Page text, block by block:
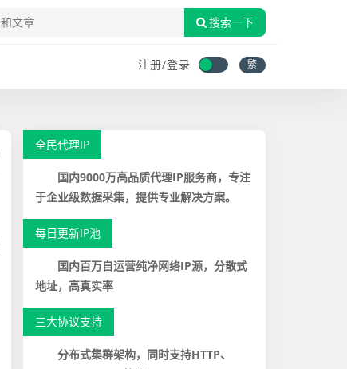
搜索一下
注册/登录 繁
全民代理IP
国内9000万高品质代理IP服务商，专注
于企业级数据采集，提供专业解决方案。
每日更新IP池
国内百万自运营纯净网络IP源，分散式
地址，高真实率
三大协议支持
分布式集群架构，同时支持HTTP、